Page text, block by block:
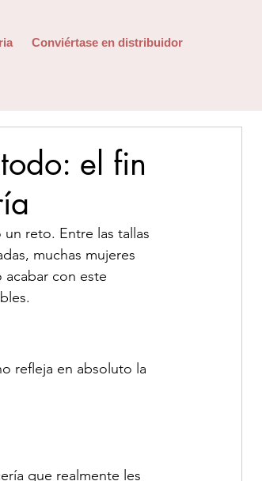
Conviértase en distribuidor
el fin
reto. Entre las tallas
muchas mujeres
con este
refleja en absoluto la
que realmente les